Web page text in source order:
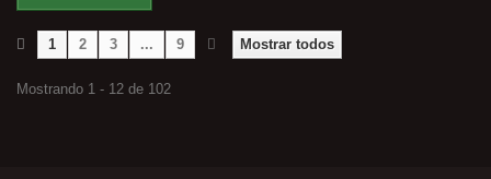
Mostrar todos
1 2 3 ... 9
Mostrando 1 - 12 de 102